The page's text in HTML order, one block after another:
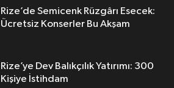
Rize’de Semicenk Rüzgârı Esecek:
Ücretsiz Konserler Bu Akşam
Rize’ye Dev Balıkçılık Yatırımı: 300
Kişiye İstihdam